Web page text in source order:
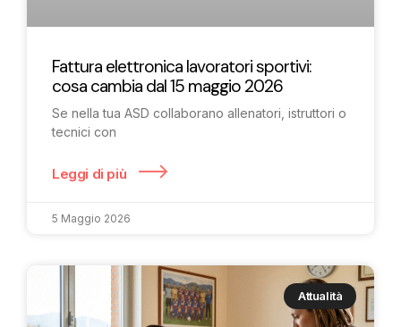
Fattura elettronica lavoratori sportivi:
cosa cambia dal 15 maggio 2026
Se nella tua ASD collaborano allenatori, istruttori o
tecnici con
Leggi di più
5 Maggio 2026
Attualità